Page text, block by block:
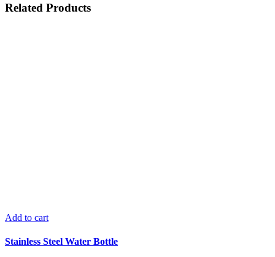
Related Products
Add to cart
Stainless Steel Water Bottle